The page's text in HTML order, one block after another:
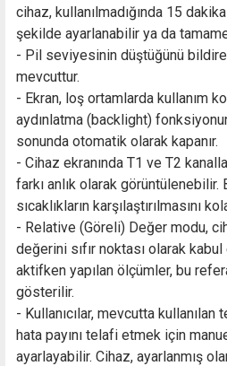
cihaz, kullanılmadığında 15
şekilde ayarlanabilir ya da
- Pil seviyesinin düştüğünü
mevcuttur.
- Ekran, loş ortamlarda kullanım
aydınlatma (backlight)
sonunda otomatik olarak kapanır.
- Cihaz ekranında T1 ve T2
farkı anlık olarak görüntülenebilir.
sıcaklıkların karşılaştırılmasını
- Relative (Göreli) Değer modu,
değerini sıfır noktası olarak
aktifken yapılan ölçümler, bu
gösterilir.
- Kullanıcılar, mevcutta
hata payını telafi etmek için
ayarlayabilir. Cihaz, ayarlanmış